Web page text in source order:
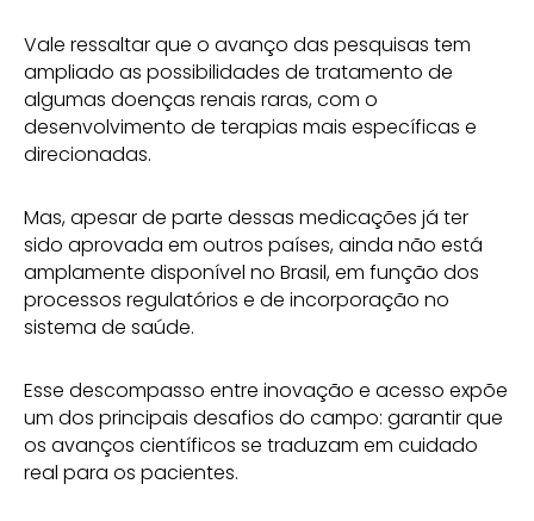
Vale ressaltar que o avanço das pesquisas tem
ampliado as possibilidades de tratamento de
algumas doenças renais raras, com o
desenvolvimento de terapias mais específicas e
direcionadas.
Mas, apesar de parte dessas medicações já ter
sido aprovada em outros países, ainda não está
amplamente disponível no Brasil, em função dos
processos regulatórios e de incorporação no
sistema de saúde.
Esse descompasso entre inovação e acesso expõe
um dos principais desafios do campo: garantir que
os avanços científicos se traduzam em cuidado
real para os pacientes.